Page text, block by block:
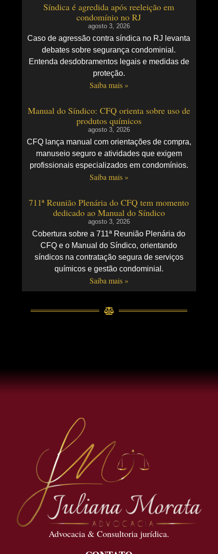
Síndica é agredida após reeleição em
condomínio no RJ
agosto 3, 2026
Caso de agressão contra síndica no RJ levanta
debates sobre segurança condominial.
Entenda desdobramentos legais e medidas de
proteção.
Saiba mais »
Manual do Síndico: CFQ orienta sobre uso de
produtos químicos
agosto 3, 2026
CFQ lança manual com orientações de compra,
manuseio seguro e atividades que exigem
profissionais especializados em condomínios.
Saiba mais »
711ª Reunião Plenária do CFQ tem momento
dedicado ao Manual do Síndico
agosto 3, 2026
Cobertura sobre a 711ª Reunião Plenária do
CFQ e o Manual do Síndico, orientando
síndicos na contratação segura de serviços
químicos e gestão condominial.
Saiba mais »
Advocacia & Consultoria jurídica.